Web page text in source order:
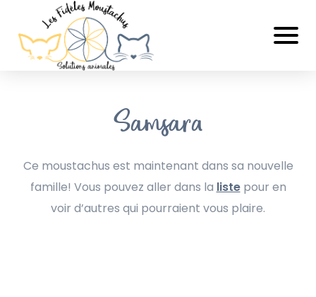
Samsara
Ce moustachus est maintenant dans sa nouvelle
famille! Vous pouvez aller dans la listepour en
voir d’autres qui pourraient vous plaire.